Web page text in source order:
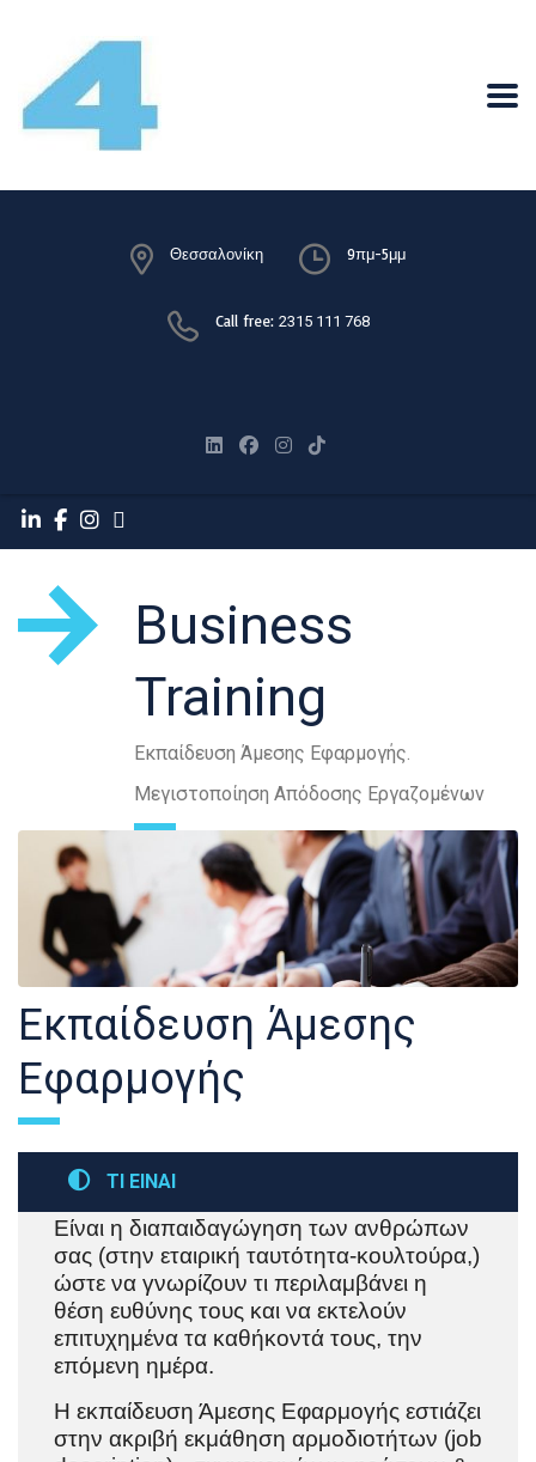
Θεσσαλονίκη 9πμ-5μμ
Call free: 2315 111 768
Business
Training
Εκπαίδευση Άμεσης Εφαρμογής.
Μεγιστοποίηση Απόδοσης Εργαζομένων
Εκπαίδευση Άμεσης
Εφαρμογής
ΤΙ ΕΙΝΑΙ
Είναι η διαπαιδαγώγηση των ανθρώπων
σας (στην εταιρική ταυτότητα-κουλτούρα,)
ώστε να γνωρίζουν τι περιλαμβάνει η
θέση ευθύνης τους και να εκτελούν
επιτυχημένα τα καθήκοντά τους, την
επόμενη ημέρα.
Η εκπαίδευση Άμεσης Εφαρμογής εστιάζει
στην ακριβή εκμάθηση αρμοδιοτήτων (job